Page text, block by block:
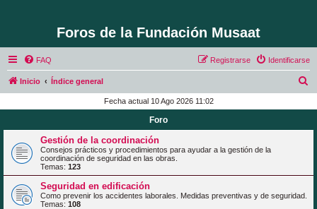
Foros de la Fundación Musaat
FAQ Identificarse
Registrarse
Inicio Índice general
c
Fecha actual 10 Ago 2026 11:02
Foro
Gestión de la coordinación
Consejos prácticos y procedimientos para ayudar a la gestión de la
coordinación de seguridad en las obras.
Temas: 123
Seguridad en edificación
Como prevenir los accidentes laborales. Medidas preventivas y de seguridad.
Temas: 108